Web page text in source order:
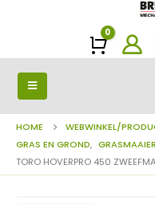
0
HOME
WEBWINKEL/
GRAS EN GROND,
TORO HOVERPRO 450